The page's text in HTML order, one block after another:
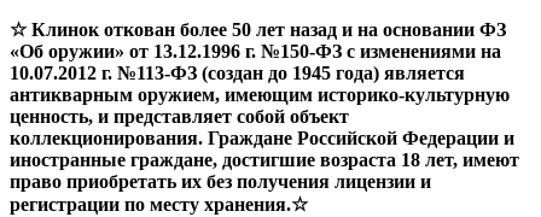
☆ Клинок откован более 50 лет назад и на основании ФЗ
«Об оружии» от 13.12.1996 г. №150-ФЗ с изменениями на
10.07.2012 г. №113-ФЗ (создан до 1945 года) является
антикварным оружием, имеющим историко-культурную
ценность, и представляет собой объект
коллекционирования. Граждане Российской Федерации и
иностранные граждане, достигшие возраста 18 лет, имеют
право приобретать их без получения лицензии и
регистрации по месту хранения.☆